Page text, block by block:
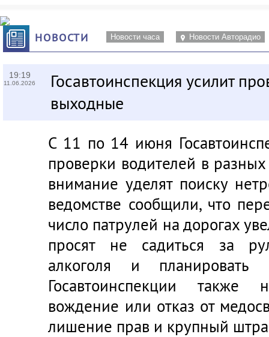
НОВОСТИ Новости часа Новости Авторадио
19:19
11.06.2026
Госавтоинспекция усилит
выходные
С 11 по 14 июня
проверки водителей в
внимание уделят поиску
ведомстве сообщили, что
число патрулей на дорогах
просят не садиться за
алкоголя и планировать
Госавтоинспекции
вождение или отказ от
лишение прав и крупный